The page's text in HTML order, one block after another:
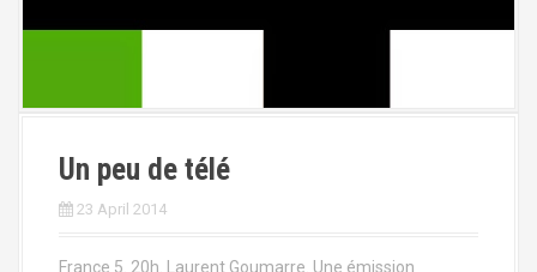
Un peu de télé
23 April 2014
France 5. 20h. Laurent Goumarre. Une émission